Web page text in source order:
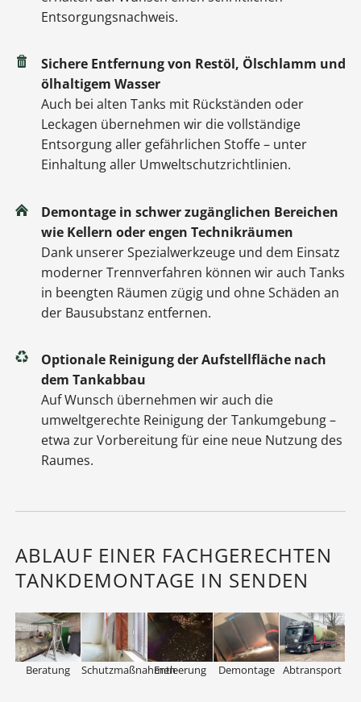
Entsorgungsnachweis.
Sichere Entfernung von Restöl, Ölschlamm und
ölhaltigem Wasser
Auch bei alten Tanks mit Rückständen oder
Leckagen übernehmen wir die vollständige
Entsorgung aller gefährlichen Stoffe – unter
Einhaltung aller Umweltschutzrichtlinien.
Demontage in schwer zugänglichen Bereichen
wie Kellern oder engen Technikräumen
Dank unserer Spezialwerkzeuge und dem Einsatz
moderner Trennverfahren können wir auch Tanks
in beengten Räumen zügig und ohne Schäden an
der Bausubstanz entfernen.
Optionale Reinigung der Aufstellfläche nach
dem Tankabbau
Auf Wunsch übernehmen wir auch die
umweltgerechte Reinigung der Tankumgebung –
etwa zur Vorbereitung für eine neue Nutzung des
Raumes.
ABLAUF EINER FACHGERECHTEN
TANKDEMONTAGE IN SENDEN
Beratung SchutzmaßnahmenEntleerung Demontage Abtransport